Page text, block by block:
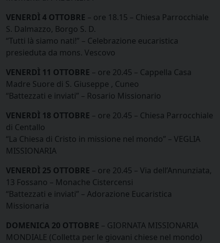
VENERDÌ 4 OTTOBRE – ore 18.15 – Chiesa Parrocchiale
S. Dalmazzo, Borgo S. D.
“Tutti là siamo nati!” – Celebrazione eucaristica
presieduta da mons. Vescovo
VENERDÌ 11 OTTOBRE – ore 20.45 – Cappella Casa
Madre Suore di S. Giuseppe , Cuneo
“Battezzati e inviati” – Rosario Missionario
VENERDÌ 18 OTTOBRE – ore 20.45 – Chiesa Parrocchiale
di Centallo
“La Chiesa di Cristo in missione nel mondo” – VEGLIA
MISSIONARIA
VENERDÌ 25 OTTOBRE – ore 20.45 – Via dell’Annunziata,
13 Fossano – Monache Cistercensi
“Battezzati e inviati” – Adorazione Eucaristica
Missionaria
DOMENICA 20 OTTOBRE – GIORNATA MISSIONARIA
MONDIALE (Colletta per le giovani chiese nel mondo)